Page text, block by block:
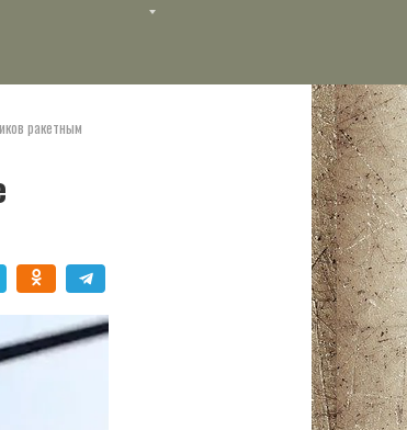
ракетным